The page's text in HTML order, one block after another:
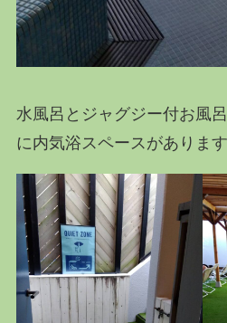
水風呂とジャグジー付お風
に内気浴スペースがあります